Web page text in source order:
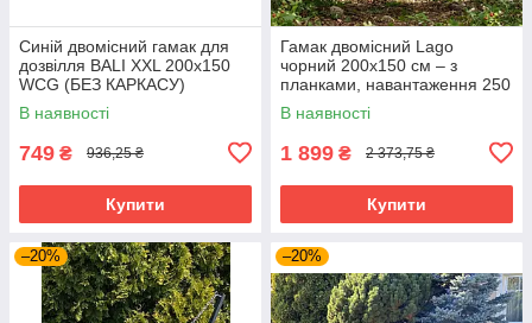
Синій двомісний гамак для
дозвілля BALI XXL 200х150
WCG (БЕЗ КАРКАСУ)
В наявності
749 ₴ 936,25 ₴
Купити
Гамак двомісний Lago
чорний 200х150 см – з
планками, навантаження 250
кг
В наявності
1 899 ₴ 2 373,75 ₴
Купити
–20% –20%